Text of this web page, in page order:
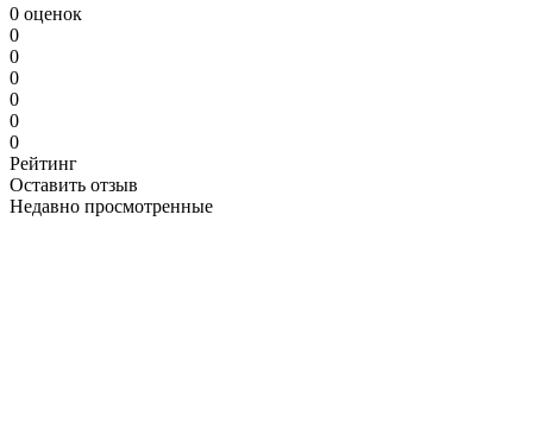
0 оценок
0
0
0
0
0
0
Рейтинг
Оставить отзыв
Недавно просмотренные